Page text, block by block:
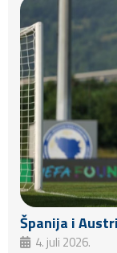
Španija i
4. juli 2026.